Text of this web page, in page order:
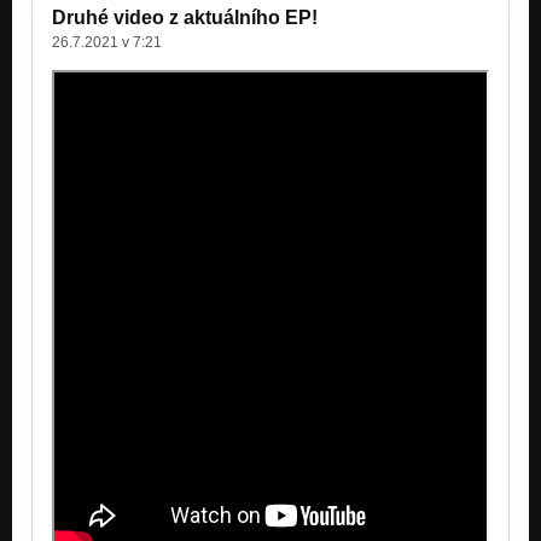
Ramirez - Klan
Druhé video z aktuálního EP!
26.7.2021 v 7:21